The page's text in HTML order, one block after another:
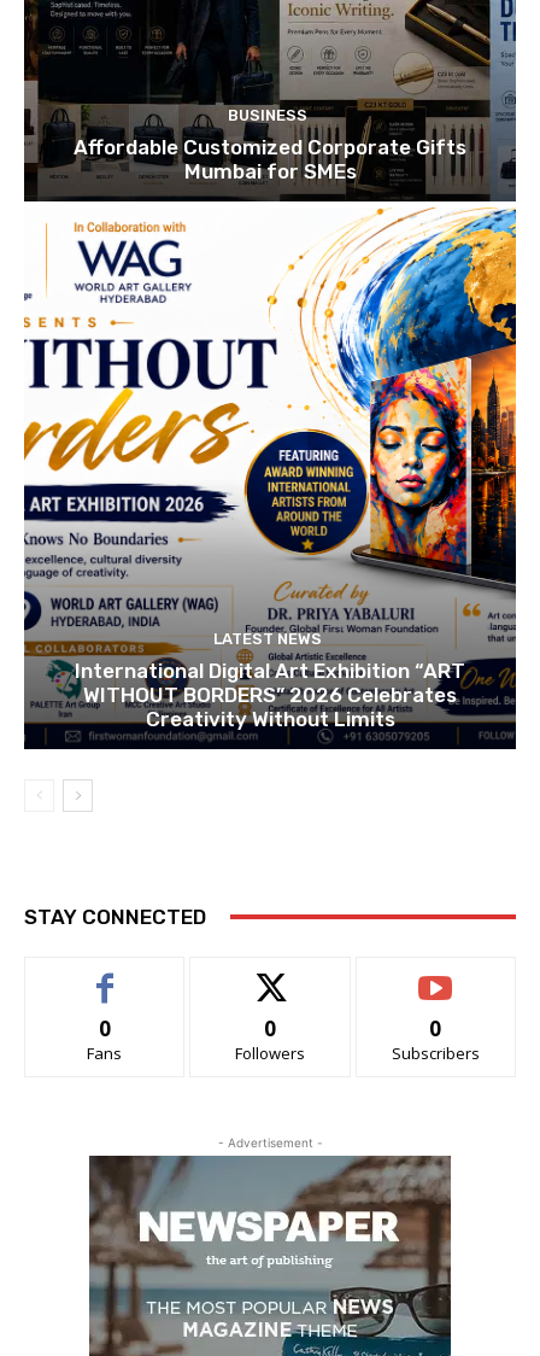
BUSINESS
Affordable Customized Corporate Gifts
Mumbai for SMEs
LATEST NEWS
International Digital Art Exhibition “ART
WITHOUT BORDERS” 2026 Celebrates
Creativity Without Limits
STAY CONNECTED
0
Fans
0
Followers
0
Subscribers
- Advertisement -